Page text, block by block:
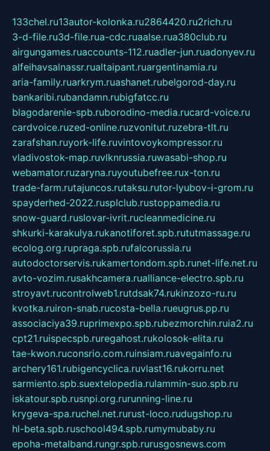
133chel.ru13autor-kolonka.ru2864420.ru2rich.ru
3-d-file.ru3d-file.rua-cdc.ruaalse.rua380club.ru
airgungames.ruaccounts-112.ruadler-jun.ruadonyev.ru
alfeihavsalnassr.rualtaipant.ruargentinamia.ru
aria-family.ruarkrym.ruashanet.rubelgorod-day.ru
bankaribi.rubandamn.rubigfatcc.ru
blagodarenie-spb.ruborodino-media.rucard-voice.ru
cardvoice.ruzed-online.ruzvonitut.ruzebra-tlt.ru
zarafshan.ruyork-life.ruvintovoykompressor.ru
vladivostok-map.ruvlknrussia.ruwasabi-shop.ru
webamator.ruzaryna.ruyoutubefree.rux-ton.ru
trade-farm.rutajuncos.rutaksu.rutor-lyubov-i-grom.ru
spayderhed-2022.rusplclub.rustoppamedia.ru
snow-guard.ruslovar-ivrit.rucleanmedicine.ru
shkurki-karakulya.rukanotiforet.spb.rututmassage.ru
ecolog.org.rupraga.spb.rufalcorussia.ru
autodoctorservis.rukamertondom.spb.runet-life.net.ru
avto-vozim.rusakhcamera.rualliance-electro.spb.ru
stroyavt.rucontrolweb1.rutdsak74.rukinzozo-ru.ru
kvotka.ruiron-snab.rucosta-bella.rueugrus.pp.ru
associaciya39.ruprimexpo.spb.rubezmorchin.ruia2.ru
cpt21.ruispecspb.ruregahost.rukolosok-elita.ru
tae-kwon.ruconsrio.com.ruinsiam.ruavegainfo.ru
archery161.rubigencyclica.ruvlast16.rukorru.net
sarmiento.spb.suextelopedia.rulammin-suo.spb.ru
iskatour.spb.rusnpi.org.rurunning-line.ru
krygeva-spa.ruchel.net.rurust-loco.rudugshop.ru
hl-beta.spb.ruschool494.spb.rumymubaby.ru
epoha-metalband.rungr.spb.rurusgosnews.com